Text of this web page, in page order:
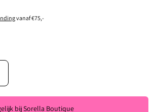
vanaf €75,-
bijSorella Boutique